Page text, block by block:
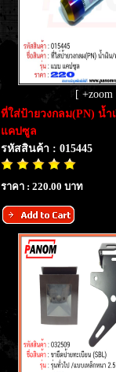
[ +zoom
ที่ใส่ป้ายวงกลม(PN) น้ำ
แคปซูล
รหัสสินค้า : 015445
ราคา : 220.00 บาท